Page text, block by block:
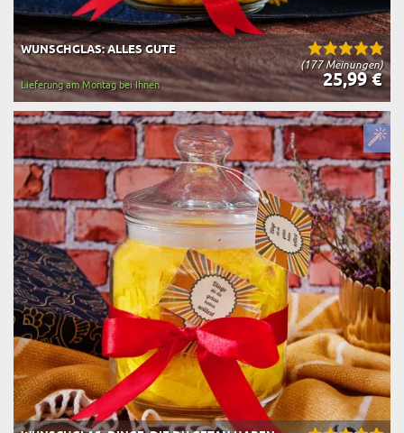
(177 Meinungen)
WUNSCHGLAS: ALLES GUTE
25,99 €
Lieferung am Montag bei Ihnen